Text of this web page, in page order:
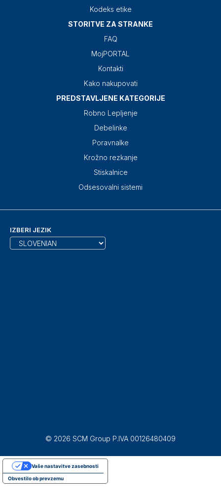
Kodeks etike
STORITVE ZA STRANKE
FAQ
MojPORTAL
Kontakti
Kako nakupovati
PREDSTAVLJENE KATEGORIJE
Robno Lepljenje
Debelinke
Poravnalke
Krožno rezkanje
Stiskalnice
Odsesovalni sistemi
IZBERI JEZIK
© 2026 SCM Group P.IVA 00126480409
Obvestilo ob prevzemu
Vaše nastavitve zasebnosti